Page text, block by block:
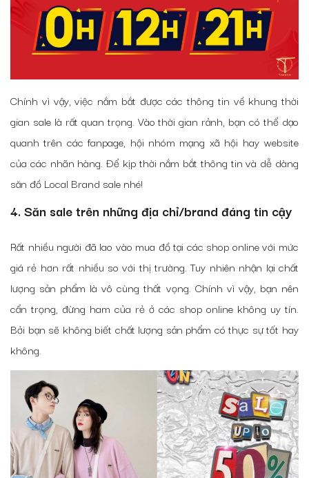
Chính vì vậy, việc nắm bắt được các thông tin về khung thời
gian sale là rất quan trọng. Vào thời gian rảnh, bạn có thể dạo
quanh trên các fanpage, hội nhóm mạng xã hội hay website
của các nhãn hàng. Để kịp thời nắm bắt thông tin và dễ dàng
săn đồ Local Brand sale nhé!
4. Săn sale trên những địa chỉ/brand đáng tin cậy
Rất nhiều người đã lao vào mua đồ tại các shop online với mức
giá rẻ hơn rất nhiều so với thị trường. Tuy nhiên nhận lại chất
lượng sản phẩm là vô cùng thất vọng. Chính vì vậy, bạn nên
cẩn trọng, đừng ham của rẻ ở các shop online không uy tín.
Bởi bạn sẽ không biết chất lượng sản phẩm có thực sự tốt hay
không.